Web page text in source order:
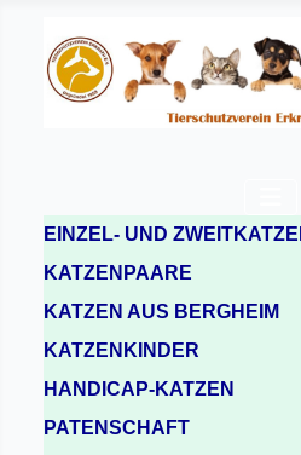
EINZEL- UND
KATZENPAARE
KATZEN AUS BERGHEIM
KATZENKINDER
HANDICAP-KATZEN
PATENSCHAFT